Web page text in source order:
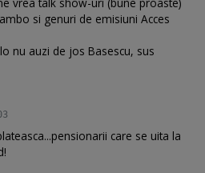
vrea talk show-uri (bune proaste)
si genuri de emisiuni Acces
nu auzi de jos Basescu, sus
care se uita la